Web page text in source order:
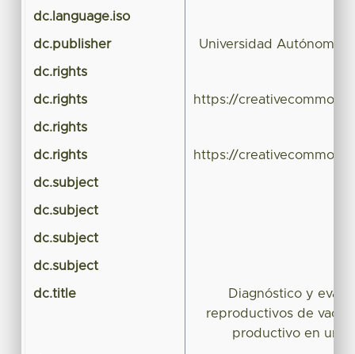
dc.language.iso
dc.publisher Universidad Autónoma
dc.rights
dc.rights https://
dc.rights
dc.rights https://
dc.subject
dc.subject
dc.subject
dc.subject
dc.title
Diagnóstico y
reproductivos de
productivo en un